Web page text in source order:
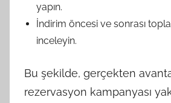
yapın.
İndirim öncesi ve sonrası
inceleyin.
Bu şekilde, gerçekten
rezervasyon kampanyası